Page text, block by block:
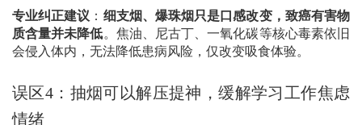
专业纠正建议 ： 细支烟、爆珠烟只是口感改变，致癌有害物
质含量并未降低。焦油、尼古丁、一氧化碳等核心毒素依旧
会侵入体内，无法降低患病风险，仅改变吸食体验。
误区4：抽烟可以解压提神，缓解学习工作焦虑
情绪